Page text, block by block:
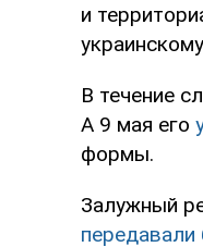
и
В течение
А 9 мая его
формы.
Залужный
передавали